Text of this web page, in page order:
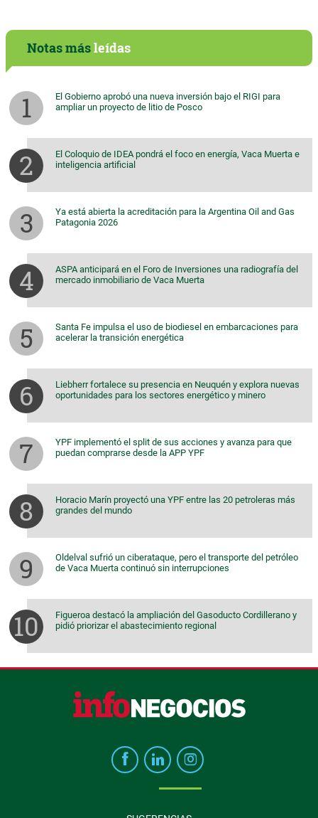
Notas másleídas
El Gobierno aprobó una nueva inversión bajo el RIGI para
ampliar un proyecto de litio de Posco
El Coloquio de IDEA pondrá el foco en energía, Vaca Muerta e
inteligencia artificial
Ya está abierta la acreditación para la Argentina Oil and Gas
Patagonia 2026
ASPA anticipará en el Foro de Inversiones una radiografía del
mercado inmobiliario de Vaca Muerta
Santa Fe impulsa el uso de biodiesel en embarcaciones para
acelerar la transición energética
Liebherr fortalece su presencia en Neuquén y explora nuevas
oportunidades para los sectores energético y minero
YPF implementó el split de sus acciones y avanza para que
puedan comprarse desde la APP YPF
Horacio Marín proyectó una YPF entre las 20 petroleras más
grandes del mundo
Oldelval sufrió un ciberataque, pero el transporte del petróleo
de Vaca Muerta continuó sin interrupciones
Figueroa destacó la ampliación del Gasoducto Cordillerano y
pidió priorizar el abastecimiento regional